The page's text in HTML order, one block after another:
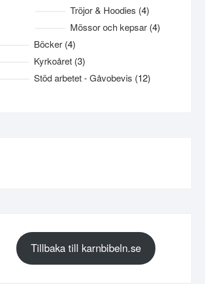
produkter
Tröjor & Hoodies 44
produkter
Mössor och kepsar 44
Böcker 44
produkter
Kyrkoåret 33
produkter
Stöd arbetet - Gåvobevis 1212
Tillbaka till karnbibeln.se